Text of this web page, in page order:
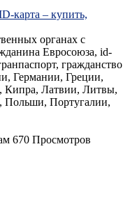
карта – купить,
органах с
Евросоюза, id-
гражданство
Германии, Греции,
Кипра, Латвии, Литвы,
Польши, Португалии,
670 Просмотров